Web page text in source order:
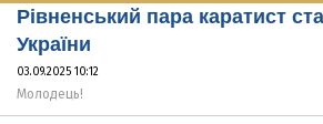
Рівненський пара каратист
України
03.09.2025 10:12
Молодець!